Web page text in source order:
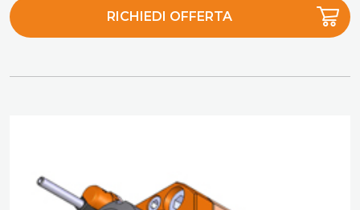
RICHIEDI OFFERTA